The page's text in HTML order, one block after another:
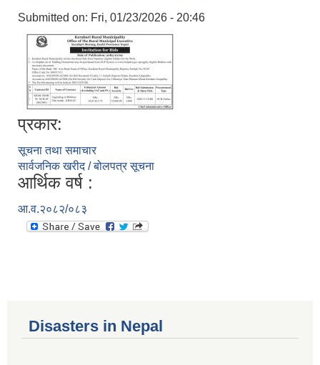
Submitted on: Fri, 01/23/2026 - 20:46
प्रकार:
सूचना तथा समाचार
सार्वजनिक खरीद / बोलपत्र सूचना
आर्थिक वर्ष :
आ.व.२०८२/०८३
Disasters in Nepal